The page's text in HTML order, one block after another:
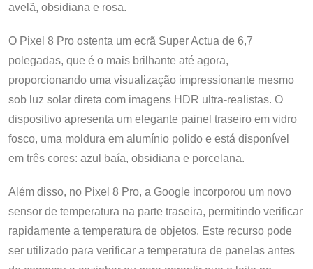
avelã, obsidiana e rosa.
O Pixel 8 Pro ostenta um ecrã Super Actua de 6,7
polegadas, que é o mais brilhante até agora,
proporcionando uma visualização impressionante mesmo
sob luz solar direta com imagens HDR ultra-realistas. O
dispositivo apresenta um elegante painel traseiro em vidro
fosco, uma moldura em alumínio polido e está disponível
em três cores: azul baía, obsidiana e porcelana.
Além disso, no Pixel 8 Pro, a Google incorporou um novo
sensor de temperatura na parte traseira, permitindo verificar
rapidamente a temperatura de objetos. Este recurso pode
ser utilizado para verificar a temperatura de panelas antes